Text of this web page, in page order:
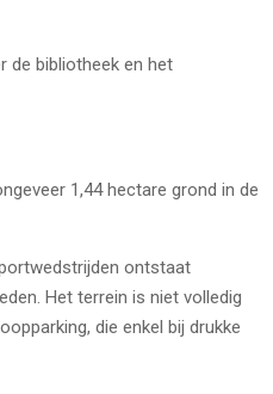
de bibliotheek en het
1,44 hectare grond in de
ontstaat
Het terrein is niet volledig
die enkel bij drukke